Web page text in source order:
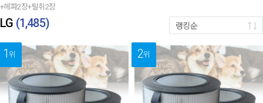
+헤파2장+탈취2장
LG (1,485) 랭킹순
1위 2위